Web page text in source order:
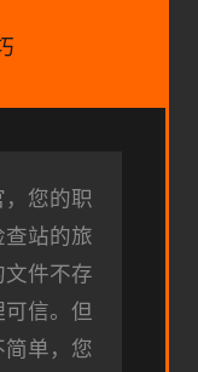
您的职
站的旅
件不存
信。但
单，您